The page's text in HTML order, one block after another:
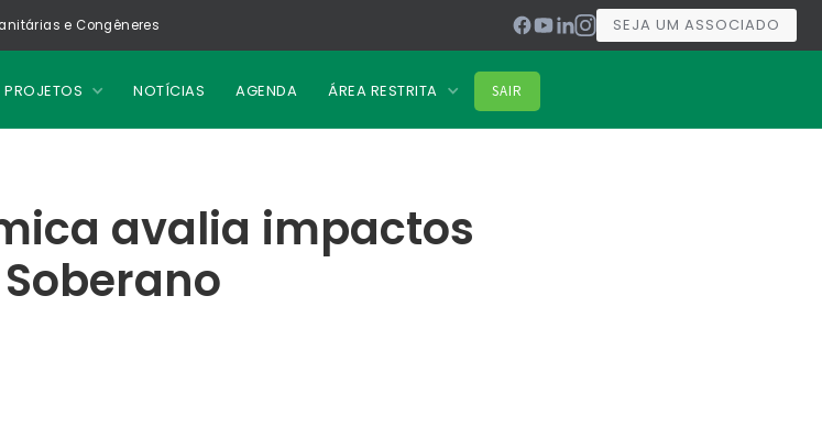
e Congêneres SEJA UM ASSOCIADO
PROJETOS NOTÍCIAS AGENDA ÁREA RESTRITA SAIR
avalia impactos